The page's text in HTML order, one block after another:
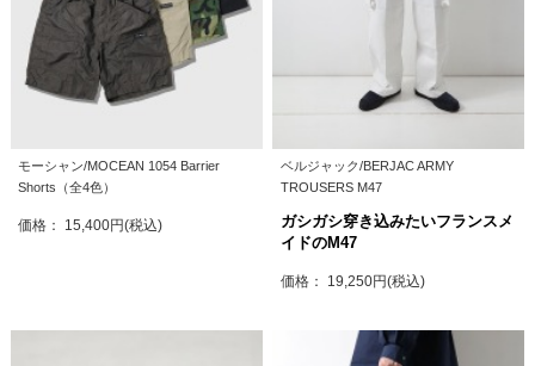
モーシャン/MOCEAN 1054 Barrier
Shorts（全4色）
価格： 15,400円(税込)
ベルジャック/BERJAC ARMY
TROUSERS M47
ガシガシ穿き込みたいフランスメ
イドのM47
価格： 19,250円(税込)